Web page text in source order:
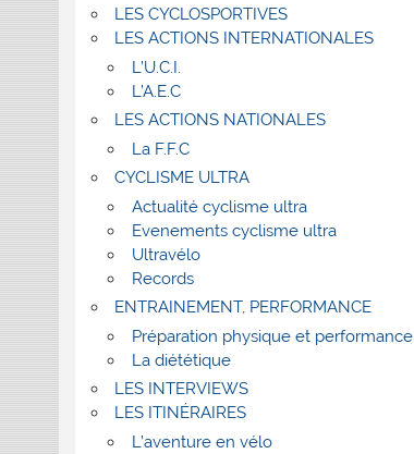
LES CYCLOSPORTIVES
LES ACTIONS INTERNATIONALES
L’U.C.I.
L’A.E.C
LES ACTIONS NATIONALES
La F.F.C
CYCLISME ULTRA
Actualité cyclisme ultra
Evenements cyclisme ultra
Ultravélo
Records
ENTRAINEMENT, PERFORMANCE
Préparation physique et performance
La diététique
LES INTERVIEWS
LES ITINÉRAIRES
L’aventure en vélo